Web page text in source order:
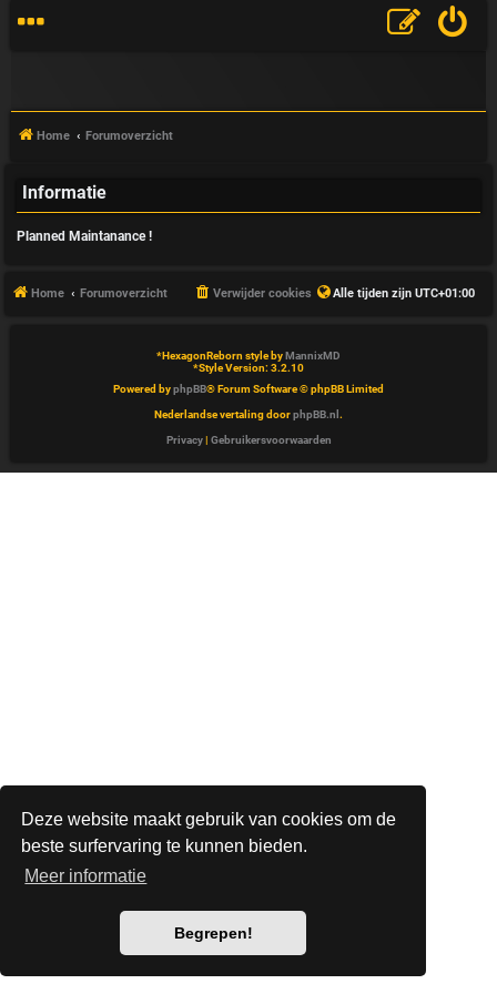
Deze website maakt gebruik van cookies om de
beste surfervaring te kunnen bieden.
Meer informatie
Begrepen!
V
A
Home Forumoverzicht
Informatie
Planned Maintanance !
Home Forumoverzicht Alle tijden zijn UTC+01:00
Verwijder cookies
*HexagonReborn style byMannixMD
*Style Version: 3.2.10
Powered byphpBB® Forum Software © phpBB Limited
Nederlandse vertaling doorphpBB.nl .
Privacy| Gebruikersvoorwaarden